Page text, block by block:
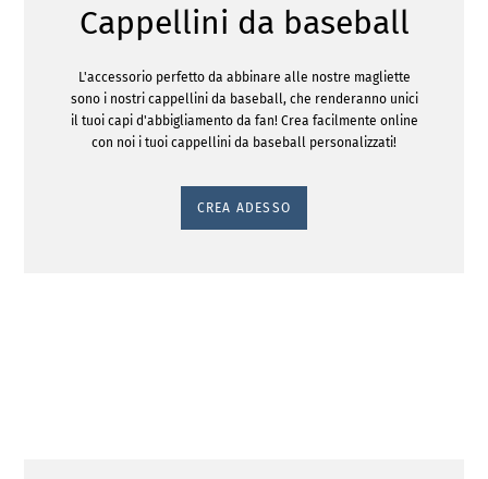
Cappellini da baseball
L'accessorio perfetto da abbinare alle nostre magliette
sono i nostri cappellini da baseball, che renderanno unici
il tuoi capi d'abbigliamento da fan! Crea facilmente online
con noi i tuoi cappellini da baseball personalizzati!
CREA ADESSO